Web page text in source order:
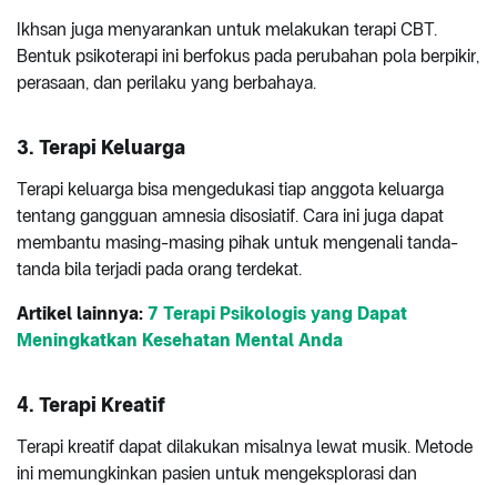
Ikhsan juga menyarankan untuk melakukan terapi CBT.
Bentuk psikoterapi ini berfokus pada perubahan pola berpikir,
perasaan, dan perilaku yang berbahaya.
3. Terapi Keluarga
Terapi keluarga bisa mengedukasi tiap anggota keluarga
tentang gangguan amnesia disosiatif. Cara ini juga dapat
membantu masing-masing pihak untuk mengenali tanda-
tanda bila terjadi pada orang terdekat.
Artikel lainnya: 7 Terapi Psikologis yang Dapat
Meningkatkan Kesehatan Mental Anda
4. Terapi Kreatif
Terapi kreatif dapat dilakukan misalnya lewat musik. Metode
ini memungkinkan pasien untuk mengeksplorasi dan